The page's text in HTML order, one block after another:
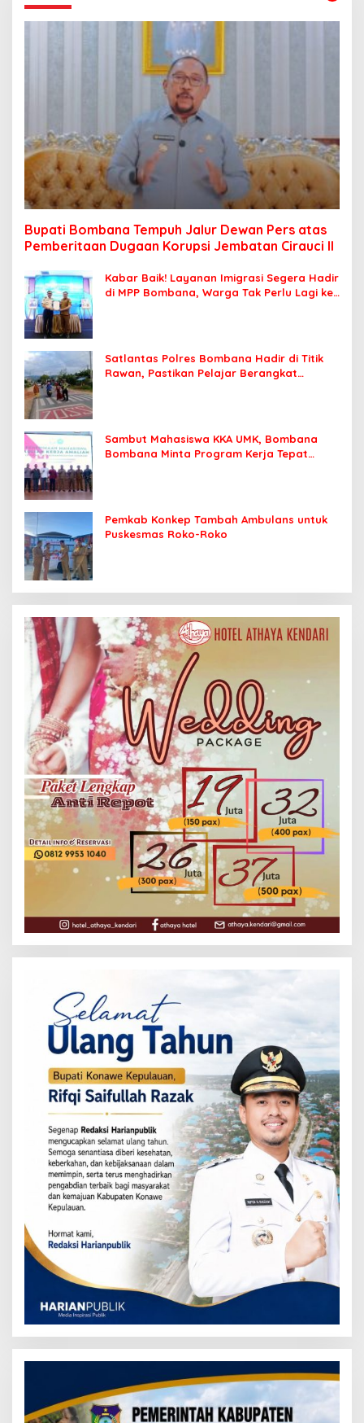
Bupati Bombana Tempuh Jalur Dewan Pers atas
Pemberitaan Dugaan Korupsi Jembatan Cirauci II
Kabar Baik! Layanan Imigrasi Segera Hadir
di MPP Bombana, Warga Tak Perlu Lagi ke
Satlantas Polres Bombana Hadir di Titik
Rawan, Pastikan Pelajar Berangkat
Sambut Mahasiswa KKA UMK, Bombana
Bombana Minta Program Kerja Tepat
Pemkab Konkep Tambah Ambulans untuk
Puskesmas Roko-Roko